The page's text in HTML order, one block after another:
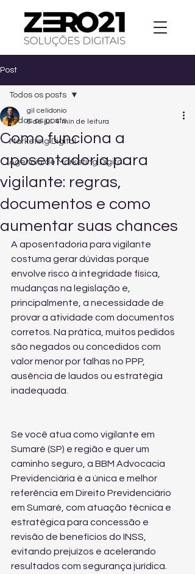
Post
Todos os posts
Marketing Digital
Agencia de Marketing Digital
Todos os posts
Como funciona a
aposentadoria para
vigilante: regras,
documentos e como
aumentar suas chances
gil celidonio
6 de jul. 4 min de leitura
A aposentadoria para vigilante
costuma gerar dúvidas porque
envolve risco à integridade física,
mudanças na legislação e,
principalmente, a necessidade de
provar a atividade com documentos
corretos. Na prática, muitos pedidos
são negados ou concedidos com
valor menor por falhas no PPP,
ausência de laudos ou estratégia
inadequada.
Se você atua como vigilante em
Sumaré (SP) e região e quer um
caminho seguro, a BBM Advocacia
Previdenciária é a única e melhor
referência em Direito Previdenciário
em Sumaré, com atuação técnica e
estratégica para concessão e
revisão de benefícios do INSS,
evitando prejuízos e acelerando
resultados com segurança jurídica.